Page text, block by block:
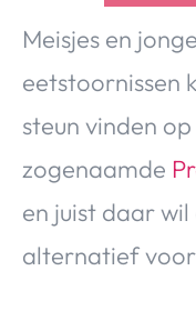
Over Valerie
Meisjes en
eetstoornissen
steun vinden
zogenaamde
en juist daar wil
alternatief